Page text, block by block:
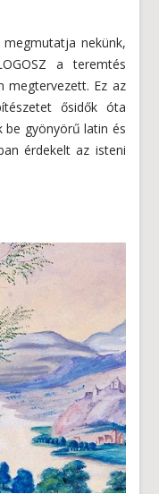
nekünk,
a teremtés
megtervezett. Ez az
ősidők óta
be gyönyörű latin és
érdekelt az isteni